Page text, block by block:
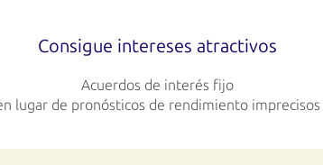
Consigue intereses atractivos
Acuerdos de interés fijo
lugar de pronósticos de rendimiento imprecisos